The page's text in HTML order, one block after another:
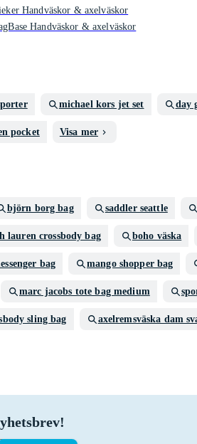
Handväskor & axelväskor
Handväskor & axelväskor
michael kors jet set day
pocket Visa mer
björn borg bag saddler seattle
lauren crossbody bag boho väska
bag mango shopper bag
marc jacobs tote bag medium
sling bag axelremsväska dam